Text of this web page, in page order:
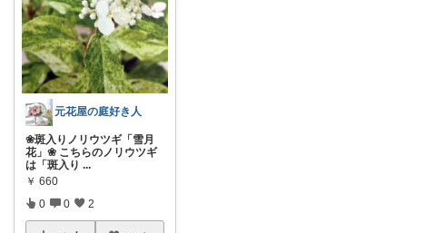
元花屋の庭好き人
❀斑入りノリウツギ「雪月
花」❀ こちらのノリウツギ
は「斑入り ...
￥ 660
0 0 2